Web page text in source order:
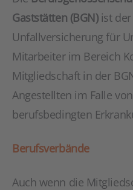
Gaststätten (BGN)ist der
Unfallversicherung für
Mitarbeiter im Bereich
Mitgliedschaft in der
Angestellten im Falle
berufsbedingten
Berufsverbände
Auch wenn die